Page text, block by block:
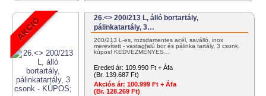
26.<> 200/213 L, álló bortartály,
pálinkatartály, 3…
200/213 L-es, rozsdamentes acél, saválló, inox
merevített - vastagfalú bor és pálinka tartály, 3 csonk,
kúpos! KEDVEZMÉNYES…
Eredeti ár: 109.990 Ft + Áfa
(Br. 139.687 Ft)
Akciós ár: 100.999 Ft + Áfa
(Br. 128.269 Ft)